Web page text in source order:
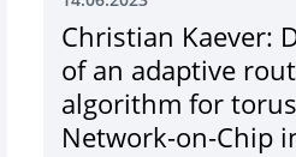
Christian Kaever:
of an adaptive
algorithm for
Network-on-Chip